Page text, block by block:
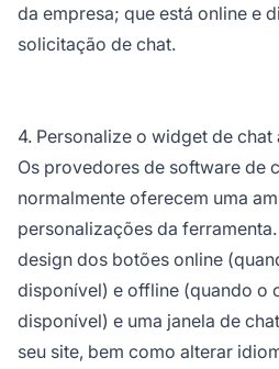
da empresa; que está online e
solicitação de chat.
4. Personalize o widget de chat
Os provedores de software de
normalmente oferecem uma
personalizações da
design dos botões online
disponível) e offline (quando o
disponível) e uma janela de
seu site, bem como alterar